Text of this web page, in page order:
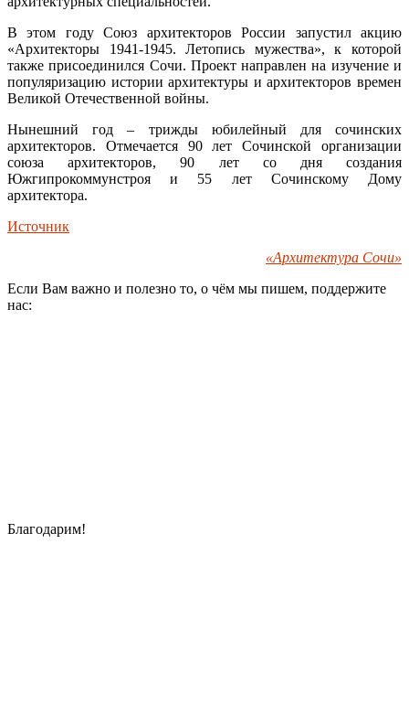
В этом году Союз архитекторов России запустил акцию
«Архитекторы 1941-1945. Летопись мужества», к которой
также присоединился Сочи. Проект направлен на изучение и
популяризацию истории архитектуры и архитекторов времен
Великой Отечественной войны.
Нынешний год – трижды юбилейный для сочинских
архитекторов. Отмечается 90 лет Сочинской организации
союза архитекторов, 90 лет со дня создания
Южгипрокоммунстроя и 55 лет Сочинскому Дому
архитектора.
Источник
«Архитектура Сочи»
Если Вам важно и полезно то, о чём мы пишем, поддержите
нас:
Благодарим!